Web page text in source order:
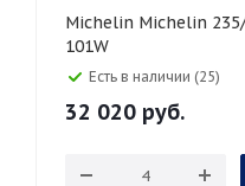
Michelin Michelin 235/55 R19 Latitude Sport 3
101W
Есть в наличии (25)
32 020 руб.